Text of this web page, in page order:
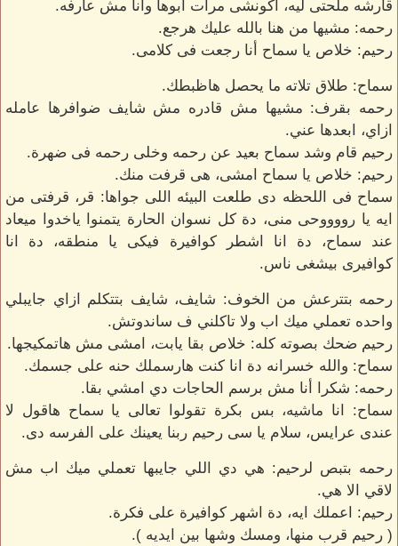
قارشه ملحتى ليه، اكونشى مرات ابوها وانا مش عارفه.
رحمه: مشيها من هنا بالله عليك هرجع.
رحيم: خلاص يا سماح أنا رجعت فى كلامى.
سماح: طلاق تلاته ما يحصل هاظبطك.
رحمه بقرف: مشيها مش قادره مش شايف ضوافرها عامله
ازاي، ابعدها عني.
رحيم قام وشد سماح بعيد عن رحمه وخلى رحمه فى ضهرة.
رحيم: خلاص يا سماح امشى، هى قرفت منك.
سماح فى اللحظه دى طلعت البيئه اللى جواها: قر، قرفتى من
ايه يا رووووحى منى، دة كل نسوان الحارة يتمنوا ياخدوا ميعاد
عند سماح، دة انا اشطر كوافيرة فيكى يا منطقه، دة انا
كوافيرى بيشغى ناس.
رحمه بتترعش من الخوف: شايف، شايف بتتكلم ازاي جايبلي
واحده تعملي ميك اب ولا تاكلني ف ساندوتش.
رحيم ضحك بصوته كله: خلاص بقا يابت، امشى مش هاتمكيجها.
سماح: والله خسرانه دة انا كنت هارسملك حنه على جسمك.
رحمه: شكرا أنا مش برسم الحاجات دي امشي بقا.
سماح: انا ماشيه، بس بكرة تقولوا تعالى يا سماح هاقول لا
عندى عرايس، سلام يا سى رحيم ربنا يعينك على الفرسه دى.
رحمه بتبص لرحيم: هي دي اللي جايبها تعملي ميك اب مش
لاقي الا هي.
رحيم: اعملك ايه، دة اشهر كوافيرة على فكرة.
( رحيم قرب منها، ومسك وشها بين ايديه ).